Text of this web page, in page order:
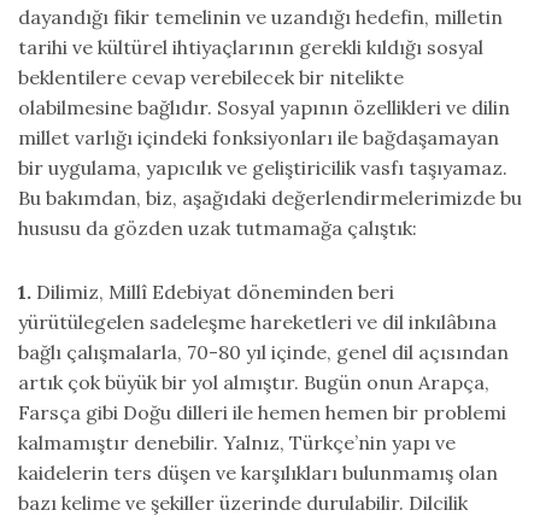
dayandığı fikir temelinin ve uzandığı hedefin, milletin
tarihi ve kültürel ihtiyaçlarının gerekli kıldığı sosyal
beklentilere cevap verebilecek bir nitelikte
olabilmesine bağlıdır. Sosyal yapının özellikleri ve dilin
millet varlığı içindeki fonksiyonları ile bağdaşamayan
bir uygulama, yapıcılık ve geliştiricilik vasfı taşıyamaz.
Bu bakımdan, biz, aşağıdaki değerlendirmelerimizde bu
hususu da gözden uzak tutmamağa çalıştık:
1. Dilimiz, Millî Edebiyat döneminden beri
yürütülegelen sadeleşme hareketleri ve dil inkılâbına
bağlı çalışmalarla, 70-80 yıl içinde, genel dil açısından
artık çok büyük bir yol almıştır. Bugün onun Arapça,
Farsça gibi Doğu dilleri ile hemen hemen bir problemi
kalmamıştır denebilir. Yalnız, Türkçe’nin yapı ve
kaidelerin ters düşen ve karşılıkları bulunmamış olan
bazı kelime ve şekiller üzerinde durulabilir. Dilcilik